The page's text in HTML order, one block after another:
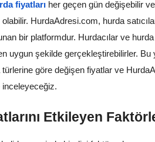
fiyatları her geçen gün değişebilir
olabilir. HurdaAdresi.com, hurda
bir platformdur. Hurdacılar ve
uygun şekilde gerçekleştirebilirler. Bu
türlerine göre değişen fiyatlar ve
inceleyeceğiz.
Etkileyen